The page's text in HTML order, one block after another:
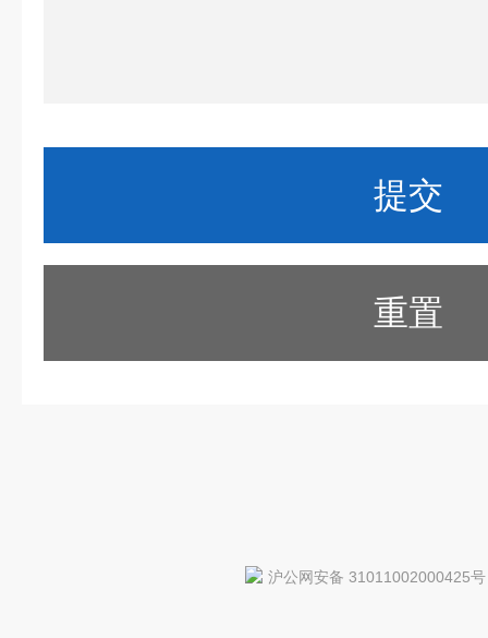
重置
沪公网安备 31011002000425号